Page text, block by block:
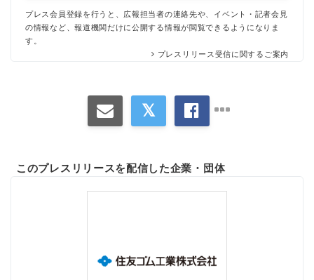
プレス会員登録を行うと、広報担当者の連絡先や、イベント・記者会見
の情報など、報道機関だけに公開する情報が閲覧できるようになりま
す。
プレスリリース受信に関するご案内
このプレスリリースを配信した企業・団体